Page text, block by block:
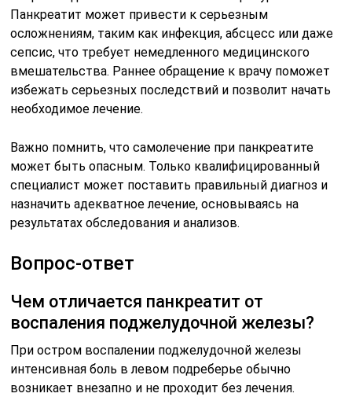
Панкреатит может привести к серьезным
осложнениям, таким как инфекция, абсцесс или даже
сепсис, что требует немедленного медицинского
вмешательства. Раннее обращение к врачу поможет
избежать серьезных последствий и позволит начать
необходимое лечение.
Важно помнить, что самолечение при панкреатите
может быть опасным. Только квалифицированный
специалист может поставить правильный диагноз и
назначить адекватное лечение, основываясь на
результатах обследования и анализов.
Вопрос-ответ
Чем отличается панкреатит от
воспаления поджелудочной железы?
При остром воспалении поджелудочной железы
интенсивная боль в левом подреберье обычно
возникает внезапно и не проходит без лечения.